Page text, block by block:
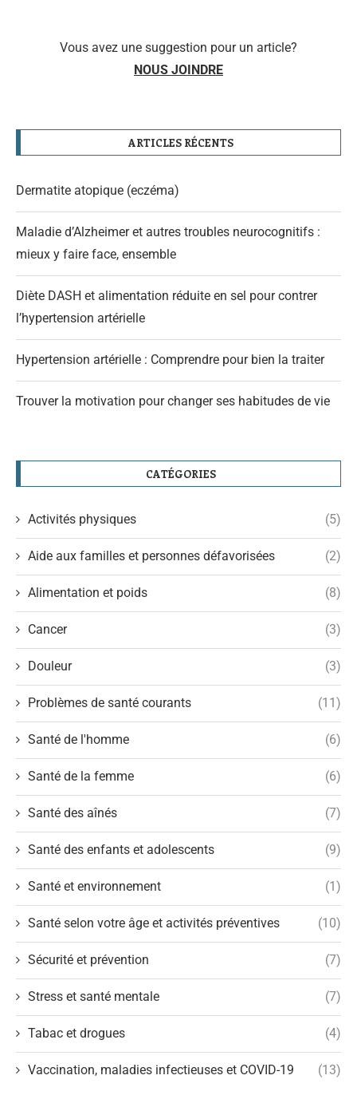
Vous avez une suggestion pour un article?
NOUS JOINDRE
ARTICLES RÉCENTS
Dermatite atopique (eczéma)
Maladie d’Alzheimer et autres troubles neurocognitifs :
mieux y faire face, ensemble
Diète DASH et alimentation réduite en sel pour contrer
l’hypertension artérielle
Hypertension artérielle : Comprendre pour bien la traiter
Trouver la motivation pour changer ses habitudes de vie
CATÉGORIES
Activités physiques (5)
Aide aux familles et personnes défavorisées (2)
Alimentation et poids (8)
Cancer (3)
Douleur (3)
Problèmes de santé courants (11)
Santé de l'homme (6)
Santé de la femme (6)
Santé des aînés (7)
Santé des enfants et adolescents (9)
Santé et environnement (1)
Santé selon votre âge et activités préventives (10)
Sécurité et prévention (7)
Stress et santé mentale (7)
Tabac et drogues (4)
Vaccination, maladies infectieuses et COVID-19 (13)